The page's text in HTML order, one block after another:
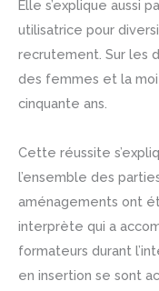
Elle s’explique aussi
utilisatrice pour
recrutement. Sur les
des femmes et la
cinquante ans.
Cette réussite
l’ensemble des
aménagements ont
interprète qui a
formateurs durant
en insertion se sont